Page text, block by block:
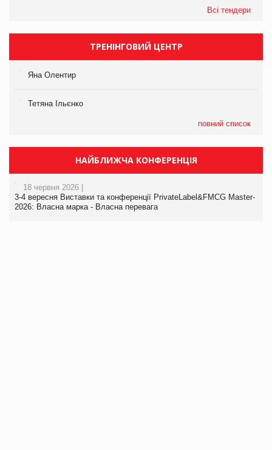
Всі тендери
ТРЕНІНГОВИЙ ЦЕНТР
Яна Олентир
Тетяна Ільєнко
повний список
НАЙБЛИЖЧА КОНФЕРЕНЦІЯ
18 червня 2026 |
3-4 вересня Виставки та конференції PrivateLabel&FMCG Master-
2026: Власна марка - Власна перевага